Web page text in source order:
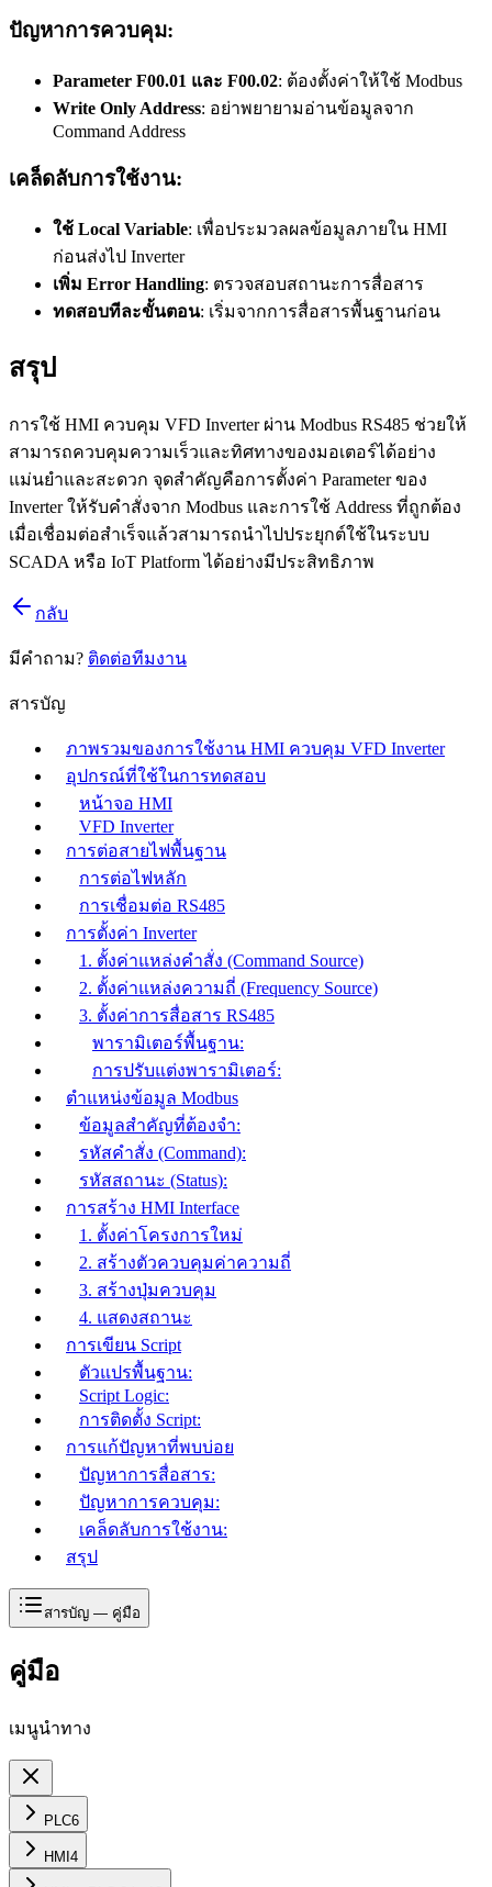
ปัญหาการควบคุม:
Parameter F00.01 และ F00.02: ต้องตั้งค่าให้ใช้ Modbus
Write Only Address: อย่าพยายามอ่านข้อมูลจาก
Command Address
เคล็ดลับการใช้งาน:
ใช้ Local Variable: เพื่อประมวลผลข้อมูลภายใน HMI
ก่อนส่งไป Inverter
เพิ่ม Error Handling: ตรวจสอบสถานะการสื่อสาร
ทดสอบทีละขั้นตอน: เริ่มจากการสื่อสารพื้นฐานก่อน
สรุป
การใช้ HMI ควบคุม VFD Inverter ผ่าน Modbus RS485 ช่วยให้
สามารถควบคุมความเร็วและทิศทางของมอเตอร์ได้อย่าง
แม่นยำและสะดวก จุดสำคัญคือการตั้งค่า Parameter ของ
Inverter ให้รับคำสั่งจาก Modbus และการใช้ Address ที่ถูกต้อง
เมื่อเชื่อมต่อสำเร็จแล้วสามารถนำไปประยุกต์ใช้ในระบบ
SCADA หรือ IoT Platform ได้อย่างมีประสิทธิภาพ
กลับ
มีคำถาม? ติดต่อทีมงาน
สารบัญ
ภาพรวมของการใช้งาน HMI ควบคุม VFD Inverter
อุปกรณ์ที่ใช้ในการทดสอบ
หน้าจอ HMI
VFD Inverter
การต่อสายไฟพื้นฐาน
การต่อไฟหลัก
การเชื่อมต่อ RS485
การตั้งค่า Inverter
1. ตั้งค่าแหล่งคำสั่ง (Command Source)
2. ตั้งค่าแหล่งความถี่ (Frequency Source)
3. ตั้งค่าการสื่อสาร RS485
พารามิเตอร์พื้นฐาน:
การปรับแต่งพารามิเตอร์:
ตำแหน่งข้อมูล Modbus
ข้อมูลสำคัญที่ต้องจำ:
รหัสคำสั่ง (Command):
รหัสสถานะ (Status):
การสร้าง HMI Interface
1. ตั้งค่าโครงการใหม่
2. สร้างตัวควบคุมค่าความถี่
3. สร้างปุ่มควบคุม
4. แสดงสถานะ
การเขียน Script
ตัวแปรพื้นฐาน:
Script Logic:
การติดตั้ง Script:
การแก้ปัญหาที่พบบ่อย
ปัญหาการสื่อสาร:
ปัญหาการควบคุม:
เคล็ดลับการใช้งาน:
สรุป
สารบัญ — คู่มือ
คู่มือ
เมนูนำทาง
PLC6
HMI 4